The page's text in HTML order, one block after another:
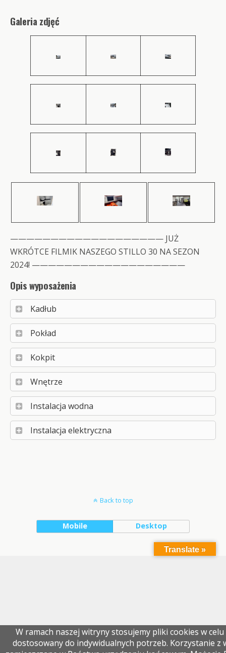
Galeria zdjęć
——————————————————— JUŻ
WKRÓTCE FILMIK NASZEGO STILLO 30 NA SEZON
2024! ———————————————————
Opis wyposażenia
Kadłub
Pokład
Kokpit
Wnętrze
Instalacja wodna
Instalacja elektryczna
Back to top
Mobile Desktop
Translate »
W ramach naszej witryny stosujemy pliki cookies w
dostosowany do indywidualnych potrzeb. Korzystanie z